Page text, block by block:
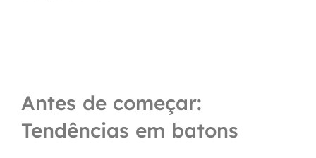
Antes de começar:
Tendências em batons